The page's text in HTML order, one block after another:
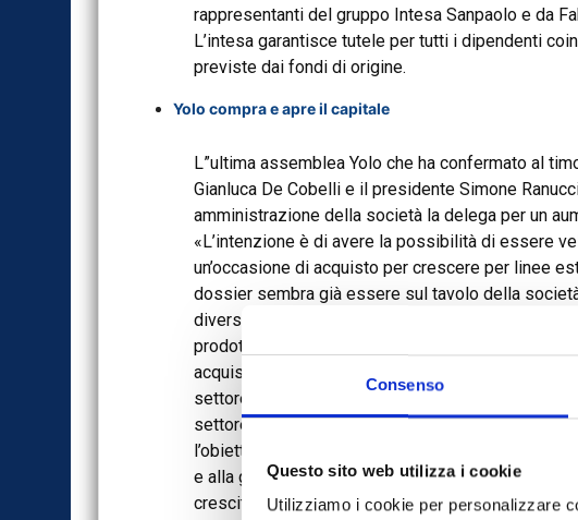
Consenso
Questo sito web utilizza i cookie
Utilizziamo i cookie per personalizzare
rappresentanti del gruppo Intesa Sanpaolo e da
L’intesa garantisce tutele per tutti i dipendenti
previste dai fondi di origine.
Yolo compra e apre il capitale
L”ultima assemblea Yolo che ha confermato al
Gianluca De Cobelli e il presidente Simone
amministrazione della società la delega per un
«L’intenzione è di avere la possibilità di essere
un’occasione di acquisto per crescere per linee
dossier sembra già essere sul tavolo della
diverse acquisizioni, come AllianceInsay, tech
prodotti e servizi assicurativi del ramo danni,
acquisizioni siamo cresciuti nei canali fisici che
settore education», spiega De Cobelli, «e siamo
settore dei prodotti e servizi e il canale digitale»,
l’obiettivo indicato al mercato con il nuovo piano
e alla generazione di cassa dal 2027, con il
crescita del 33% sul 2023